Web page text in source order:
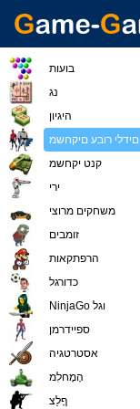
בועות
נג
היגיון
םידלי רובע םיקחשמ
קנט יקחשמ
ירי
משחקים מרוצי
זומבים
הרפתקאות
כדורגל
NinjaGo וגל
ספיידרמן
אסטרטגיה
הָמָחלִמ
ףָלַצ